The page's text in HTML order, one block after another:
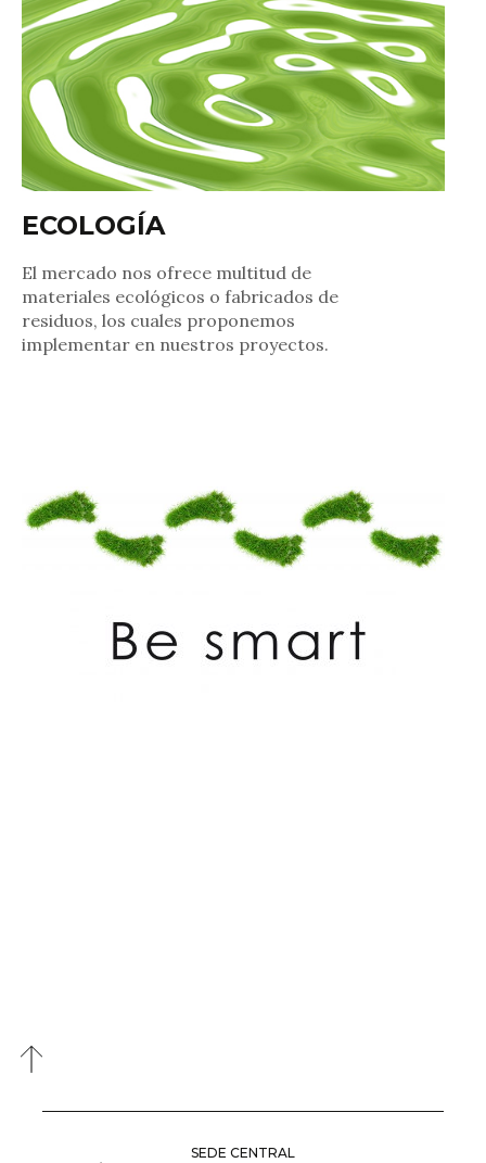
ECOLOGÍA
El mercado nos ofrece multitud de
materiales ecológicos o fabricados de
residuos, los cuales proponemos
implementar en nuestros proyectos.
SEDE CENTRAL